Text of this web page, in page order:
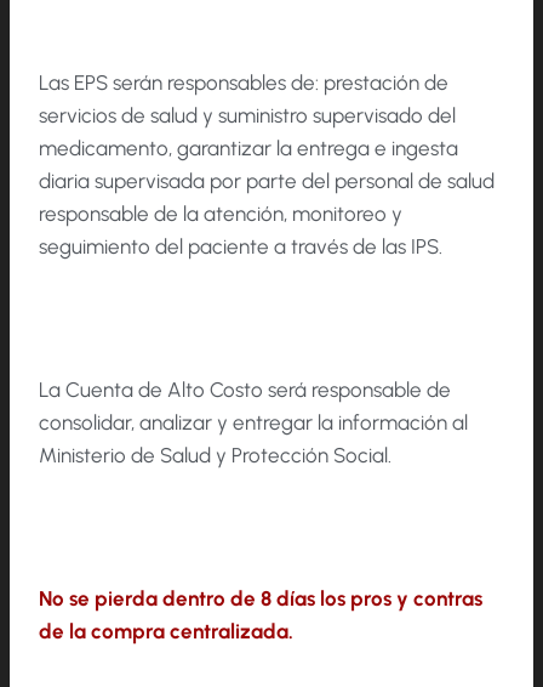
Las EPS serán responsables de: prestación de
servicios de salud y suministro supervisado del
medicamento, garantizar la entrega e ingesta
diaria supervisada por parte del personal de salud
responsable de la atención, monitoreo y
seguimiento del paciente a través de las IPS.
La Cuenta de Alto Costo será responsable de
consolidar, analizar y entregar la información al
Ministerio de Salud y Protección Social.
No se pierda dentro de 8 días los pros y contras
de la compra centralizada.